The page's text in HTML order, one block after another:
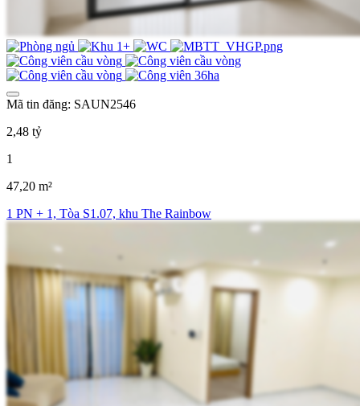
Mã tin đăng: SAUN2546
2,48 tỷ
1
47,20 m²
1 PN + 1, Tòa S1.07, khu The Rainbow